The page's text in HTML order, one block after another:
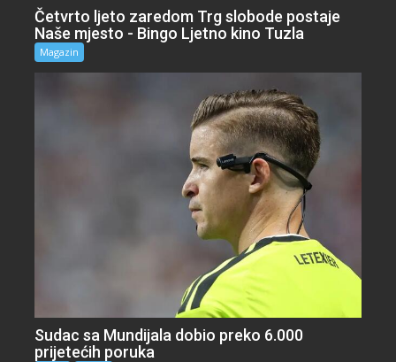
Četvrto ljeto zaredom Trg slobode postaje
Naše mjesto - Bingo Ljetno kino Tuzla
Magazin
Sudac sa Mundijala dobio preko 6.000
prijetećih poruka